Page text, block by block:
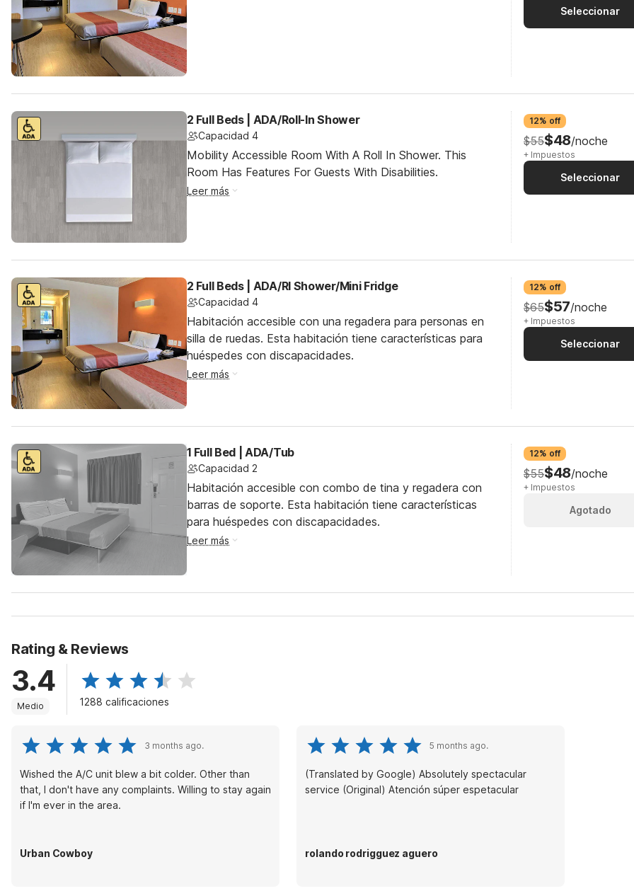
Seleccionar
2 Full Beds | ADA/Roll-In Shower
Capacidad 4
Mobility Accessible Room With A Roll In Shower. This
Room Has Features For Guests With Disabilities.
Leer más
12% off
$55$48/noche
+ Impuestos
Seleccionar
2 Full Beds | ADA/RI Shower/Mini Fridge
Capacidad 4
Habitación accesible con una regadera para personas en
silla de ruedas. Esta habitación tiene características para
huéspedes con discapacidades.
Leer más
12% off
$65$57/noche
+ Impuestos
Seleccionar
1 Full Bed | ADA/Tub
Capacidad 2
Habitación accesible con combo de tina y regadera con
barras de soporte. Esta habitación tiene características
para huéspedes con discapacidades.
Leer más
12% off
$55$48/noche
+ Impuestos
Agotado
Rating & Reviews
3.4
Medio 1288 calificaciones
3 months ago.
Wished the A/C unit blew a bit colder. Other than
that, I don't have any complaints. Willing to stay again
if I'm ever in the area.
Urban Cowboy
5 months ago.
(Translated by Google) Absolutely spectacular
service (Original) Atención súper espetacular
rolando rodrigguez aguero